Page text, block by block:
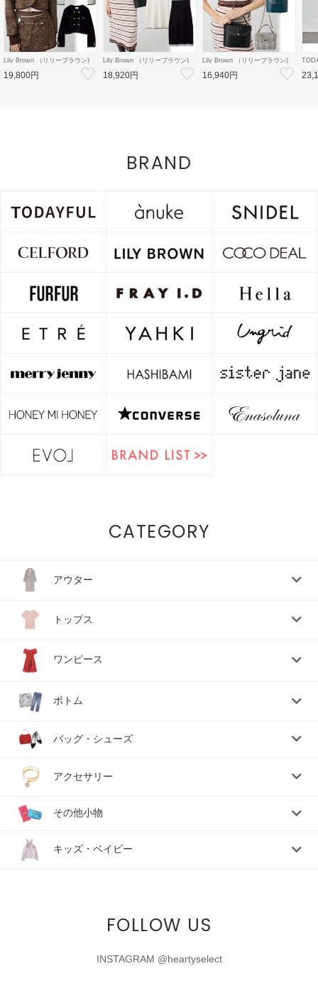
Lily Brown （リリーブラウン)
【LB×MARY QUANT】ダブル
ボタンジャケット 26秋冬
【LWFJ264100】ジャケット
19,800円
Lily Brown （リリーブラウン)
【LB×MARY QUANT】ポロニ
ットワンピース 26秋冬
【LWNO264110】フレアワンピ
18,920円
Lily Brown （リリーブラウン)
【LB×MARY QUANT】スタッ
ズバニティバッグ 26秋冬
【LWGB264343】ハンド・ショ
16,940円
26秋
BRAND
CATEGORY
アウター
トップス
ワンピース
ボトム
バッグ・シューズ
アクセサリー
その他小物
キッズ・ベイビー
FOLLOW US
INSTAGRAM @heartyselect